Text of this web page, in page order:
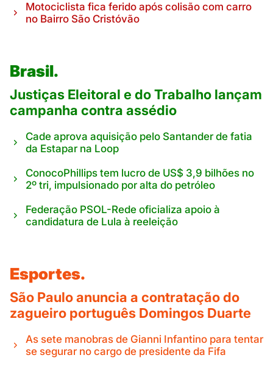
Motociclista fica ferido após colisão com carro
no Bairro São Cristóvão
Brasil.
Justiças Eleitoral e do Trabalho lançam
campanha contra assédio
Cade aprova aquisição pelo Santander de fatia
da Estapar na Loop
ConocoPhillips tem lucro de US$ 3,9 bilhões no
2º tri, impulsionado por alta do petróleo
Federação PSOL-Rede oficializa apoio à
candidatura de Lula à reeleição
Esportes.
São Paulo anuncia a contratação do
zagueiro português Domingos Duarte
As sete manobras de Gianni Infantino para tentar
se segurar no cargo de presidente da Fifa